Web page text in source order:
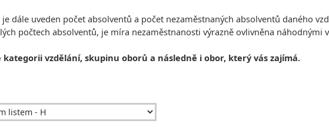
dále uveden počet absolventů a počet nezaměstnaných absolventů daného
počtech absolventů, je míra nezaměstnanosti výrazně ovlivněna náhodnými
vzdělání, skupinu oborů a následně i obor, který vás zajímá.